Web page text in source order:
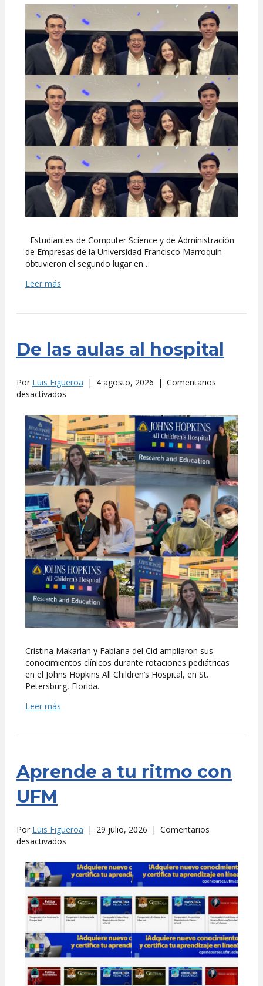
UFM
ganan
en
hackatón
Estudiantes de Computer Science y de Administración
de Empresas de la Universidad Francisco Marroquín
obtuvieron el segundo lugar en…
Leer más
De las aulas al hospital
Por Luis Figueroa | 4 agosto, 2026 | Comentarios
desactivados
las
aulas
al
hospital
Cristina Makarian y Fabiana del Cid ampliaron sus
conocimientos clínicos durante rotaciones pediátricas
en el Johns Hopkins All Children’s Hospital, en St.
Petersburg, Florida.
Leer más
Aprende a tu ritmo con
UFM
Por Luis Figueroa | 29 julio, 2026 | Comentarios
desactivados
a
tu
ritmo
con
UFM